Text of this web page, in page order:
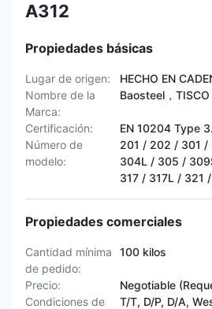
A312
Propiedades básicas
Lugar de origen:
HECHO EN
Nombre de la
Marca:
Baosteel，TISCO
Certificación:
EN 10204 Type
Número de
modelo:
201 / 202 / 301
304L / 305 /
317 / 317L / 321
Propiedades comerciales
Cantidad mínima
de pedido:
100 kilos
Precio:
Negotiable
Condiciones de
T/T, D/P, D/A,